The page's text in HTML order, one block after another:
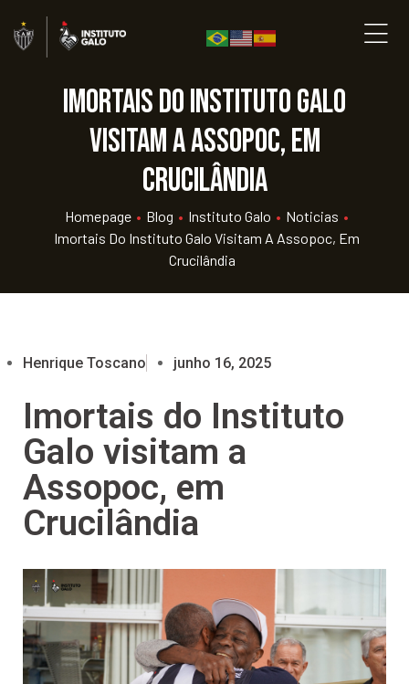
Imortais do Instituto Galo
visitam a Assopoc, em
Crucilândia
Homepage • Blog • Instituto Galo • Noticias •
Imortais Do Instituto Galo Visitam A Assopoc, Em
Crucilândia
Henrique Toscano junho 16, 2025
Imortais do Instituto
Galo visitam a
Assopoc, em
Crucilândia